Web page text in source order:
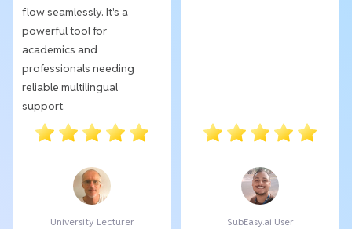
flow seamlessly. It's a
powerful tool for
academics and
professionals needing
reliable multilingual
support.
University Lecturer SubEasy.ai User